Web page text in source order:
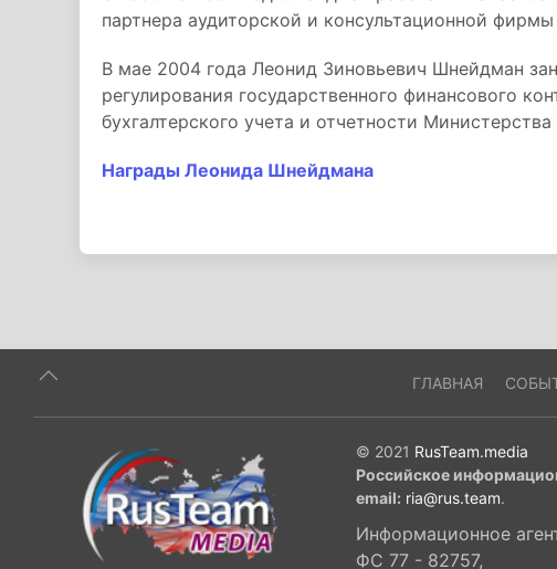
партнера аудиторской и консультационной
В мае 2004 года Леонид Зиновьевич Шнейдман
регулирования государственного финансового
бухгалтерского учета и отчетности
Награды Леонида Шнейдмана
ГЛАВНАЯ
© 2021 RusTeam.media
Российское
email: ria@rus.team.
Информационное
ФС 77 - 82757,